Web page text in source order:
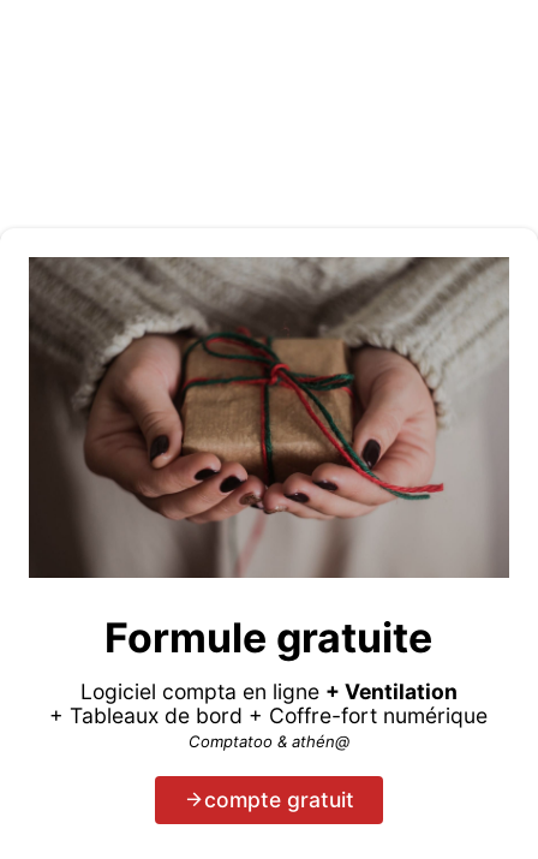
Formule gratuite
Logiciel compta en ligne + Ventilation
+ Tableaux de bord + Coffre-fort numérique
Comptatoo & athén@
compte gratuit